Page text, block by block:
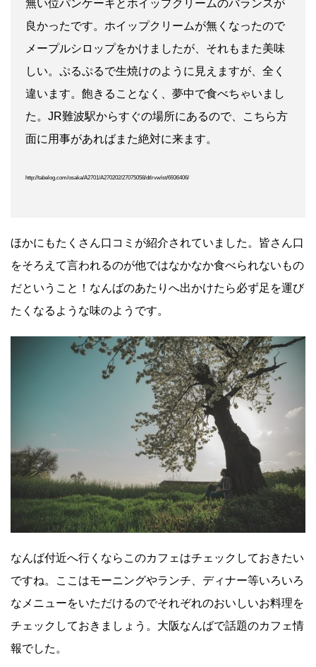
無い位パンケーキとホイップクリームのバランスが
良かったです。ホイップクリームが無くなったので
メープルシロップをかけましたが、それもまた美味
しい。ぷるぷるで生焼けのように見えますが、全く
違います。飽きることなく、夢中で食べちゃいまし
た。JR難波駅からすぐの場所にあるので、こちら方
面に用事があればまた絶対に来ます。
http://tabelog.com/osaka/A2701/A270202/27075058/dtlrvwlst/6936406/
ほかにもたくさん口コミが紹介されていました。皆さん口
をそろえて言われるのが他ではなかなか食べられないもの
だということ！なんばのあたりへ出かけたら必ず足を運び
たくなるような味のようです。
なんば付近へ行くならこのカフェはチェックしておきたい
ですね。ここはモーニングやランチ、ディナー等いろいろ
なメニューをいただけるのでそれぞれのおいしいお料理を
チェックしておきましょう。大阪なんばで話題のカフェ情
報でした。